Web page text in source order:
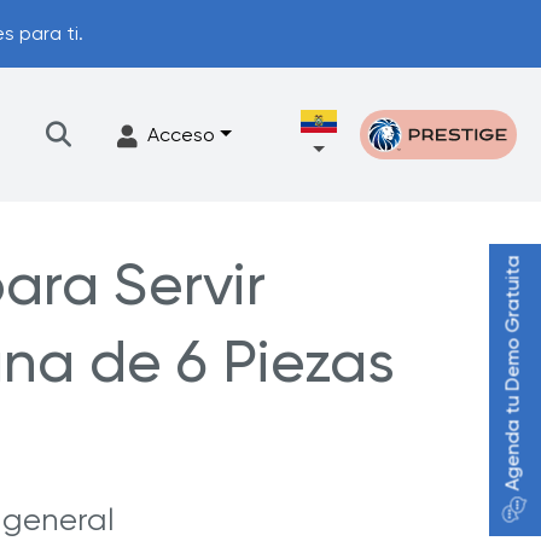
para ti.
Accesorios
Programa de actualización
Acceso
Servir
de 6 Piezas
Agenda tu Demo Gratuita